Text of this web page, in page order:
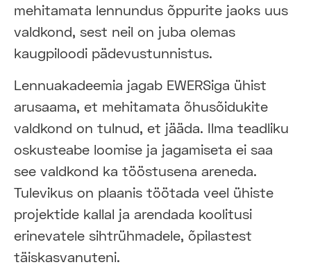
mehitamata lennundus õppurite jaoks uus
valdkond, sest neil on juba olemas
kaugpiloodi pädevustunnistus.
Lennuakadeemia jagab EWERSiga ühist
arusaama, et mehitamata õhusõidukite
valdkond on tulnud, et jääda. Ilma teadliku
oskusteabe loomise ja jagamiseta ei saa
see valdkond ka tööstusena areneda.
Tulevikus on plaanis töötada veel ühiste
projektide kallal ja arendada koolitusi
erinevatele sihtrühmadele, õpilastest
täiskasvanuteni.